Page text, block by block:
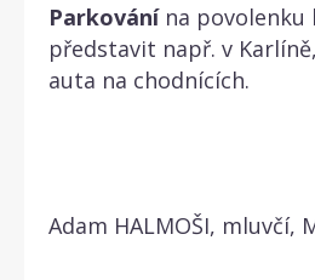
Parkovánína povolenku
představit např. v
auta na chodnících.
Adam HALMOŠI, mluvčí,